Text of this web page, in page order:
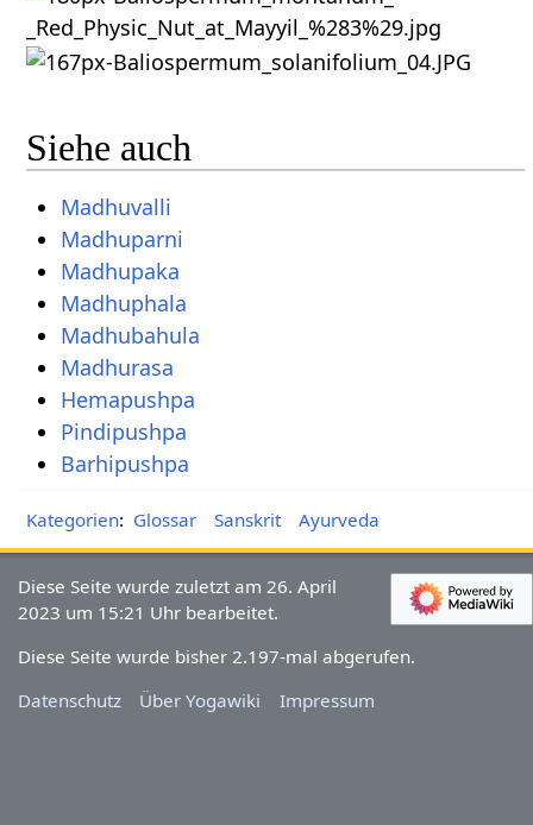
Siehe auch
Madhuvalli
Madhuparni
Madhupaka
Madhuphala
Madhubahula
Madhurasa
Hemapushpa
Pindipushpa
Barhipushpa
Kategorien: Glossar Sanskrit Ayurveda
Diese Seite wurde zuletzt am 26. April
2023 um 15:21 Uhr bearbeitet.
Diese Seite wurde bisher 2.197-mal abgerufen.
Datenschutz
Über Yogawiki Impressum